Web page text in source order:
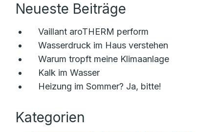
Neueste Beiträge
Vaillant aroTHERM perform
Wasserdruck im Haus verstehen
Warum tropft meine Klimaanlage
Kalk im Wasser
Heizung im Sommer? Ja, bitte!
Kategorien